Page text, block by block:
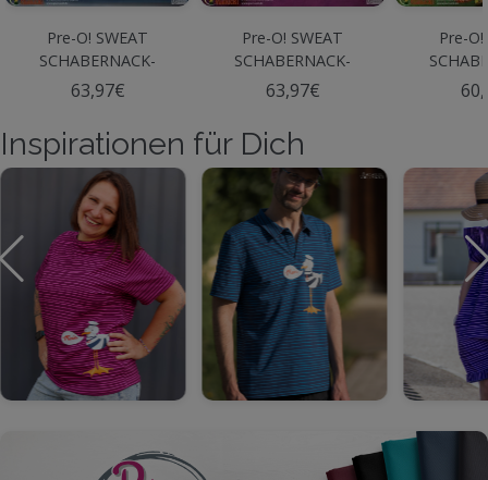
Pre-O! SWEAT
SCHABERNACK-
PAKET Marine
63,97€
Pre-O! SWEAT
SCHABERNACK-
PAKET Beere
63,97€
Pre-O!
Inspirationen für Dich